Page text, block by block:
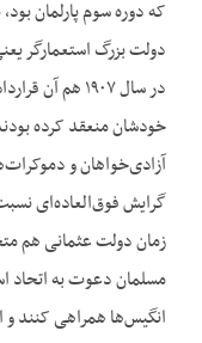
که دوره سوم پارلمان
دولت بزرگ استعمارگر
در سال ۱۹۰۷
خودشان منعقد کرده
آزادی‌‌خواهان و
گرایش فوق‌العاده‌‌ای
زمان دولت عثمانی هم
مسلمان دعوت به اتحاد
انگیس‌‌ها همراهی کنند و